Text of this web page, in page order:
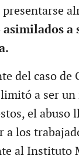
a
del caso de
a ser un
el abuso
a los
al Instituto